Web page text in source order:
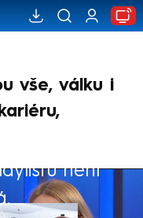
vše, válku i
není